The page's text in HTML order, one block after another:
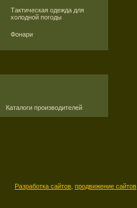
Тактическая одежда для
холодной погоды
Фонари
Каталоги производителей
Разработка сайтов, продвижение сайтов